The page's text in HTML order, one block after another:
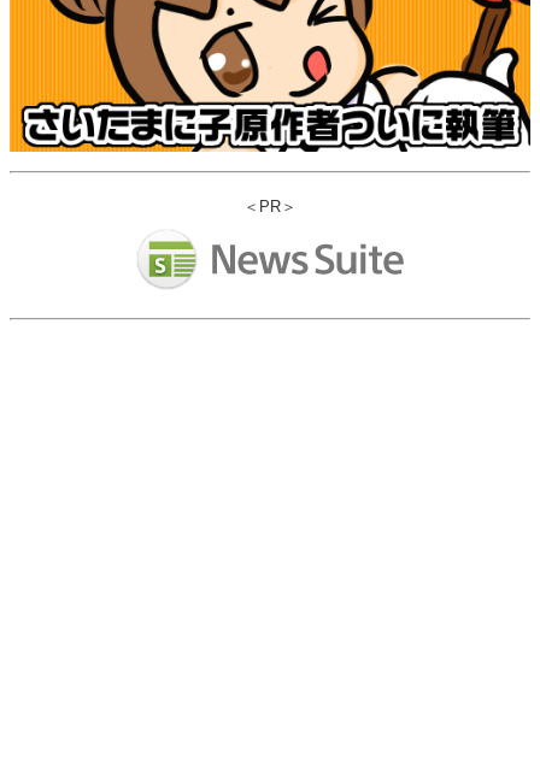
＜PR＞